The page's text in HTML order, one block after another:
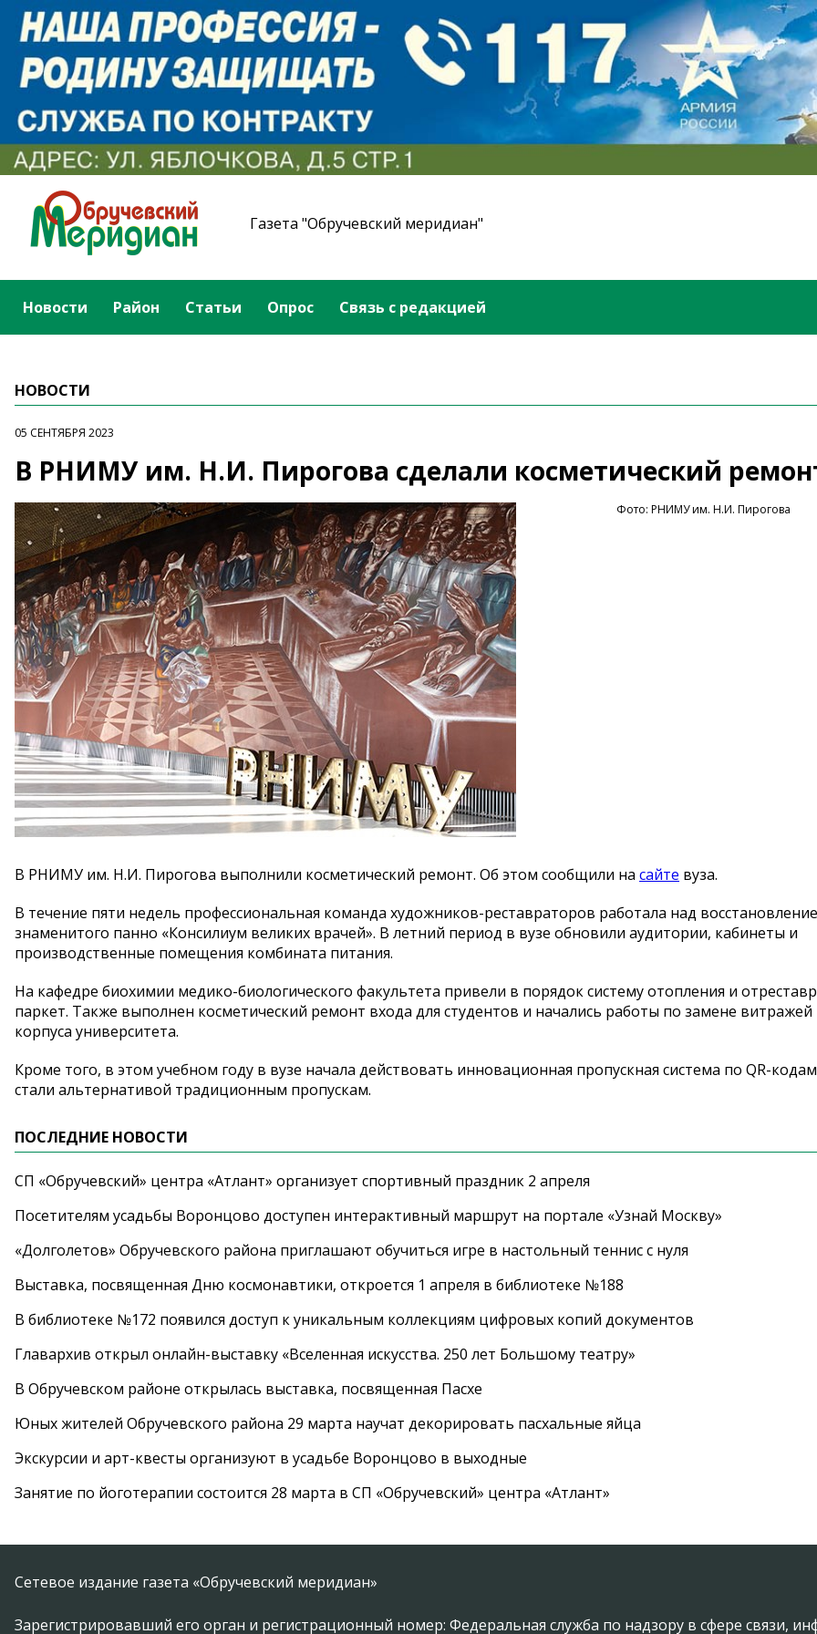
Газета "Обручевский меридиан"
Новости Район Статьи Опрос Связь с редакцией
НОВОСТИ
05 СЕНТЯБРЯ 2023
В РНИМУ им. Н.И. Пирогова сделали косметический
Фото: РНИМУ им. Н.И. Пирогова
В РНИМУ им. Н.И. Пирогова выполнили косметический ремонт. Об этом сообщили на сайте вуза.
В течение пяти недель профессиональная команда художников-реставраторов работала над
знаменитого панно «Консилиум великих врачей». В летний период в вузе обновили аудитории, кабинеты и
производственные помещения комбината питания.
На кафедре биохимии медико-биологического факультета привели в порядок систему отопления и
паркет. Также выполнен косметический ремонт входа для студентов и начались работы по замене витражей
корпуса университета.
Кроме того, в этом учебном году в вузе начала действовать инновационная пропускная система по QR-
стали альтернативой традиционным пропускам.
ПОСЛЕДНИЕ НОВОСТИ
СП «Обручевский» центра «Атлант» организует спортивный праздник 2 апреля
Посетителям усадьбы Воронцово доступен интерактивный маршрут на портале «Узнай Москву»
«Долголетов» Обручевского района приглашают обучиться игре в настольный теннис с нуля
Выставка, посвященная Дню космонавтики, откроется 1 апреля в библиотеке №188
В библиотеке №172 появился доступ к уникальным коллекциям цифровых копий документов
Главархив открыл онлайн-выставку «Вселенная искусства. 250 лет Большому театру»
В Обручевском районе открылась выставка, посвященная Пасхе
Юных жителей Обручевского района 29 марта научат декорировать пасхальные яйца
Экскурсии и арт-квесты организуют в усадьбе Воронцово в выходные
Занятие по йоготерапии состоится 28 марта в СП «Обручевский» центра «Атлант»
Сетевое издание газета «Обручевский меридиан»
Зарегистрировавший его орган и регистрационный номер: Федеральная служба по надзору в сфере связи,